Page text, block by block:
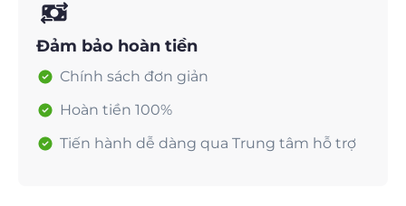
Đảm bảo hoàn tiền
Chính sách đơn giản
Hoàn tiền 100%
Tiến hành dễ dàng qua Trung tâm hỗ trợ